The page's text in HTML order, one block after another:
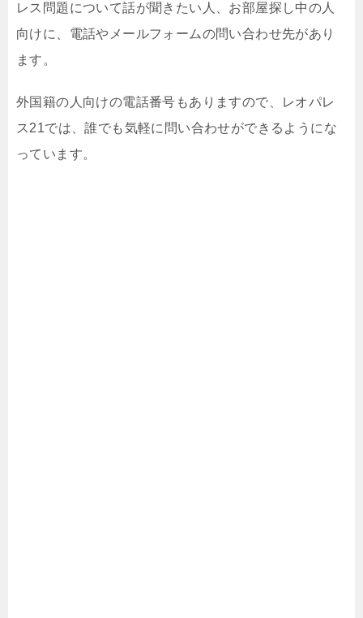
レス問題について話が聞きたい人、お部屋探し中の人
向けに、電話やメールフォームの問い合わせ先があり
ます。
外国籍の人向けの電話番号もありますので、レオパレ
ス21では、誰でも気軽に問い合わせができるようにな
っています。